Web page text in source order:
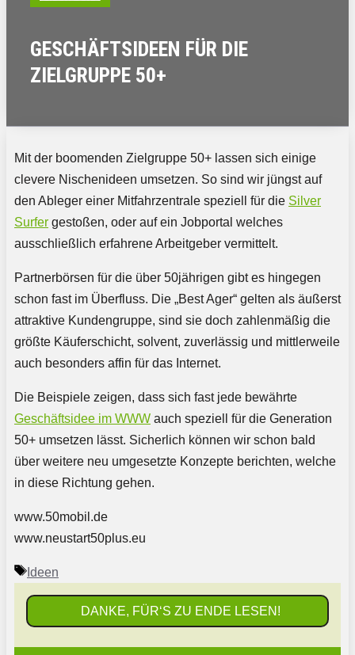
GESCHÄFTSIDEEN FÜR DIE
ZIELGRUPPE 50+
Mit der boomenden Zielgruppe 50+ lassen sich einige
clevere Nischenideen umsetzen. So sind wir jüngst auf
den Ableger einer Mitfahrzentrale speziell für die Silver
Surfer gestoßen, oder auf ein Jobportal welches
ausschließlich erfahrene Arbeitgeber vermittelt.
Partnerbörsen für die über 50jährigen gibt es hingegen
schon fast im Überfluss. Die „Best Ager“ gelten als äußerst
attraktive Kundengruppe, sind sie doch zahlenmäßig die
größte Käuferschicht, solvent, zuverlässig und mittlerweile
auch besonders affin für das Internet.
Die Beispiele zeigen, dass sich fast jede bewährte
Geschäftsidee im WWW auch speziell für die Generation
50+ umsetzen lässt. Sicherlich können wir schon bald
über weitere neu umgesetzte Konzepte berichten, welche
in diese Richtung gehen.
www.50mobil.de
www.neustart50plus.eu
Schlagwörter
Ideen
DANKE, FÜR‘S ZU ENDE LESEN!